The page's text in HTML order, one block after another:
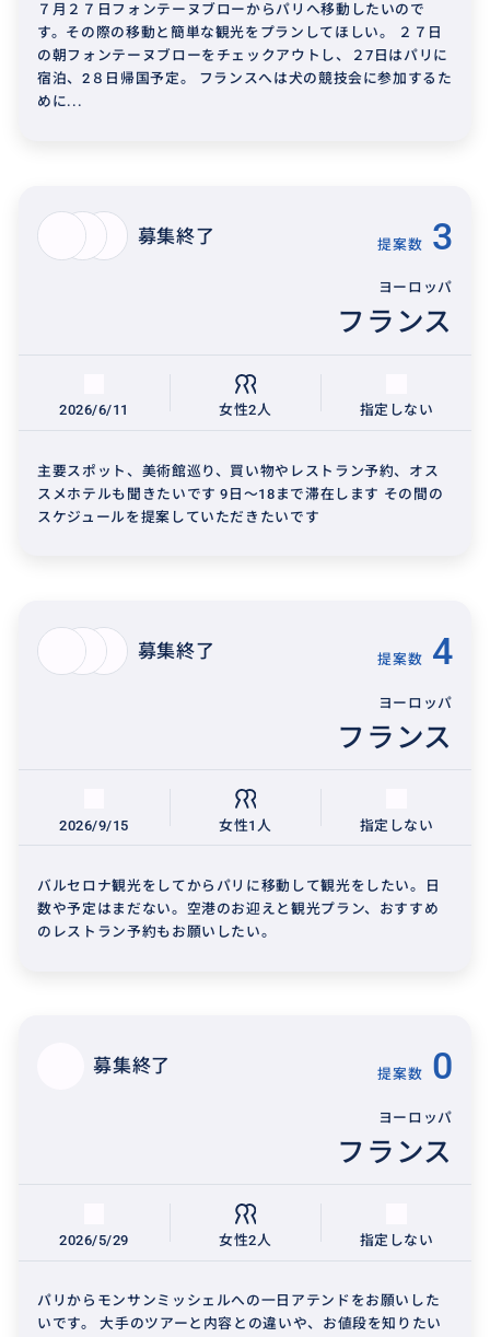
７月２７日フォンテーヌブローからパリへ移動したいので
す。その際の移動と簡単な観光をプランしてほしい。 ２７日
の朝フォンテーヌブローをチェックアウトし、２7日はパリに
宿泊、2８日帰国予定。 フランスへは犬の競技会に参加するた
めに...
募集終了 提案数 3
ヨーロッパ
フランス
2026/6/11 女性2人 指定しない
主要スポット、美術館巡り、買い物やレストラン予約、オス
スメホテルも聞きたいです 9日〜18まで滞在します その間の
スケジュールを提案していただきたいです
募集終了 提案数 4
ヨーロッパ
フランス
2026/9/15 女性1人 指定しない
バルセロナ観光をしてからパリに移動して観光をしたい。日
数や予定はまだない。空港のお迎えと観光プラン、おすすめ
のレストラン予約もお願いしたい。
募集終了 提案数 0
ヨーロッパ
フランス
2026/5/29 女性2人 指定しない
パリからモンサンミッシェルへの一日アテンドをお願いした
いです。 大手のツアーと内容との違いや、お値段を知りたい